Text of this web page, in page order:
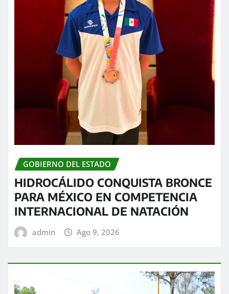
GOBIERNO DEL ESTADO
HIDROCÁLIDO CONQUISTA BRONCE
PARA MÉXICO EN COMPETENCIA
INTERNACIONAL DE NATACIÓN
admin Ago 9, 2026